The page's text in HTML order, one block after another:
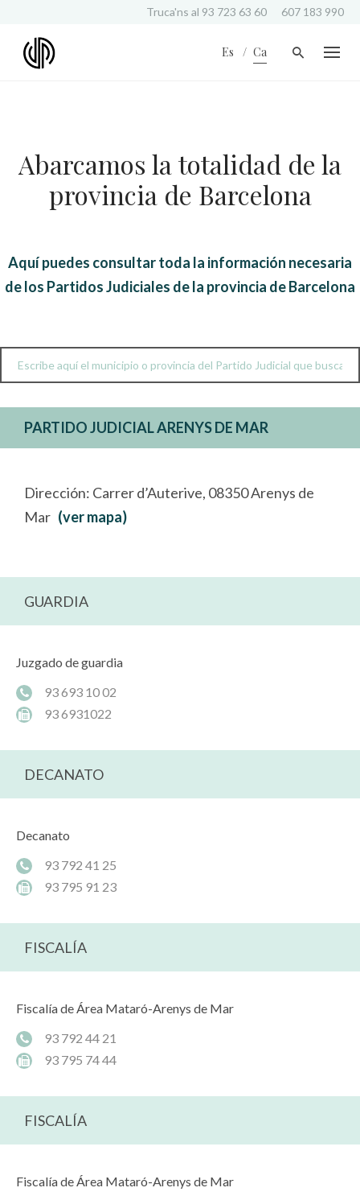
Truca'ns al 93 723 63 60 607 183 990
Es Ca
Abarcamos la totalidad de la
provincia de Barcelona
Aquí puedes consultar toda la información necesaria
de los Partidos Judiciales de la provincia de Barcelona
PARTIDO JUDICIAL ARENYS DE MAR
Dirección: Carrer d’Auterive, 08350 Arenys de
Mar (ver mapa)
GUARDIA
Juzgado de guardia
93 693 10 02
93 6931022
DECANATO
Decanato
93 792 41 25
93 795 91 23
FISCALÍA
Fiscalía de Área Mataró-Arenys de Mar
93 792 44 21
93 795 74 44
FISCALÍA
Fiscalía de Área Mataró-Arenys de Mar